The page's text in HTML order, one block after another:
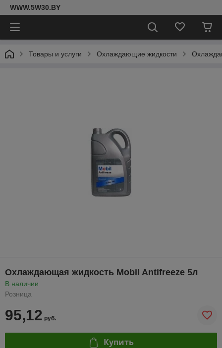
WWW.5W30.BY
Товары и услуги Охлаждающие жидкости
Охлаждающая жидкость Mobil Antifreeze 5л
В наличии
Розница
95,12 руб.
Купить